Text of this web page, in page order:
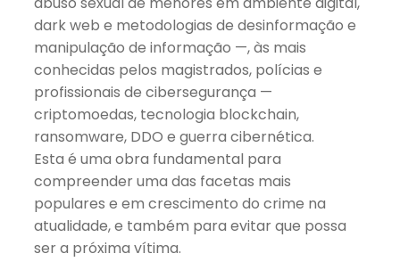
dark web e metodologias de desinformação e
manipulação de informação —, às mais
conhecidas pelos magistrados, polícias e
profissionais de cibersegurança —
criptomoedas, tecnologia blockchain,
ransomware, DDO e guerra cibernética.
Esta é uma obra fundamental para
compreender uma das facetas mais
populares e em crescimento do crime na
atualidade, e também para evitar que possa
ser a próxima vítima.